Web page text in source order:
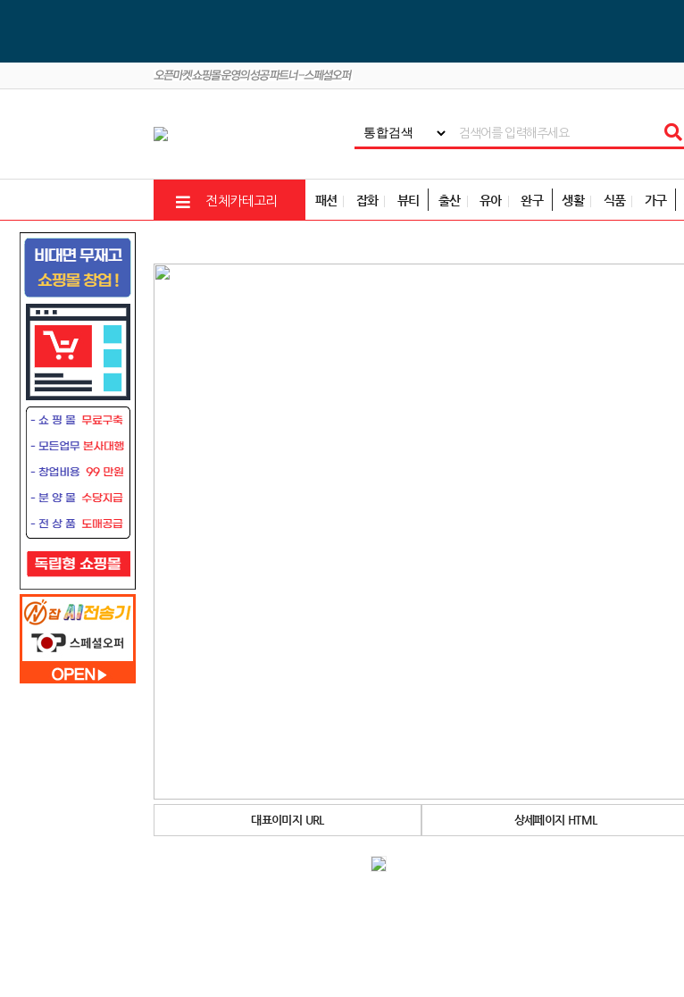
전체카테고리 패션 잡화 뷰티 출산 유아 완구 생활 식품 가구
대표이미지 URL 상세페이지 HTML